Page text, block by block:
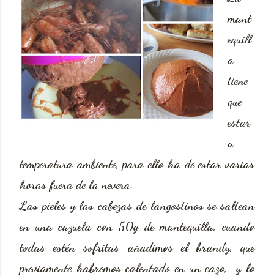
mant
equill
a
tiene
que
estar
a
temperatura ambiente, para ello ha de estar varias
horas fuera de la nevera.
Las pieles y las cabezas de langostinos se saltean
en una cazuela con 50g de mantequilla, cuando
todas estén sofritas añadimos el brandy, que
previamente habremos calentado en un cazo, y lo